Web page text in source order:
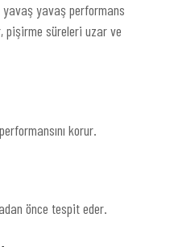
yavaş yavaş performans
pişirme süreleri uzar ve
korur.
önce tespit eder.